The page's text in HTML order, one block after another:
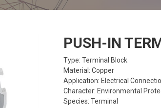
PUSH-IN
Type: Terminal Block
Material: Copper
Application: Electrical
Character: Environmental
Species: Terminal